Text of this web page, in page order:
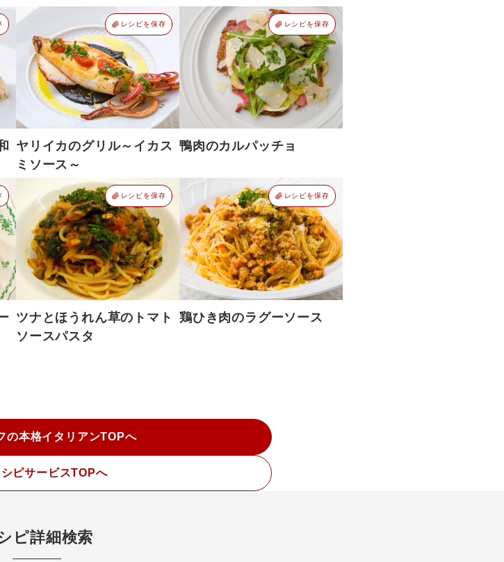
レシピを保存
ヤリイカのグリル～イカス
ミソース～
レシピを保存
鴨肉のカルパッチョ
レシピを保存
ツナとほうれん草のトマト
ソースパスタ
レシピを保存
鶏ひき肉のラグーソース
の本格イタリアンTOPへ
ピサービスTOPへ
ピ詳細検索